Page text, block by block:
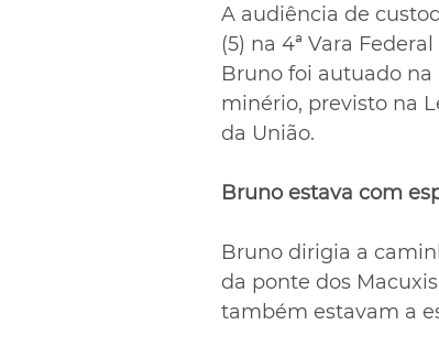
A audiência de
(5) na 4ª Vara
Bruno foi autuado
minério, previsto na
da União.
Bruno estava com
Bruno dirigia a
da ponte dos
também estavam a